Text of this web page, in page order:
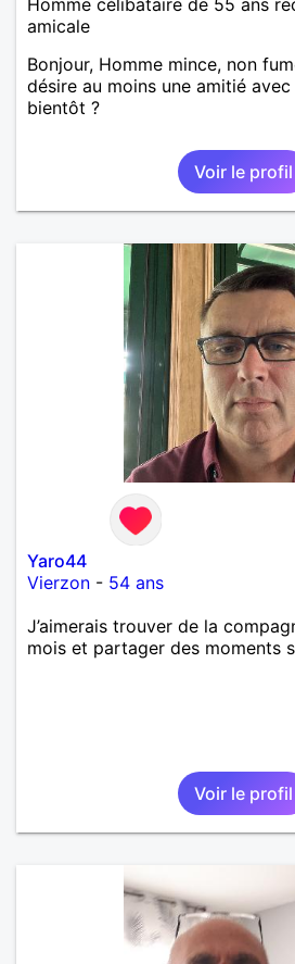
amicale
Bonjour, Homme mince, non
désire au moins une amitié
bientôt ?
Voir le profil
Yaro44
Vierzon - 54 ans
J’aimerais trouver de la
mois et partager des moments
Voir le profil